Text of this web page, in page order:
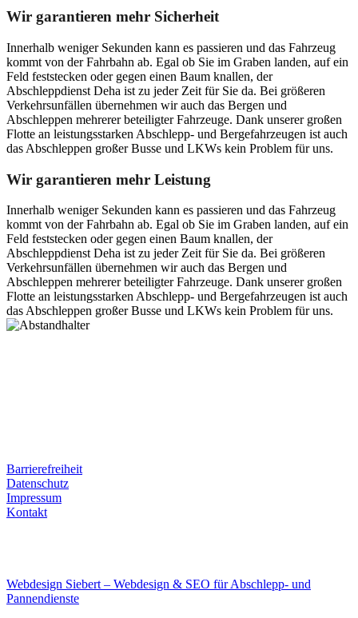
Wir garantieren mehr Sicherheit
Innerhalb weniger Sekunden kann es passieren und das Fahrzeug
kommt von der Fahrbahn ab. Egal ob Sie im Graben landen, auf ein
Feld feststecken oder gegen einen Baum knallen, der
Abschleppdienst Deha ist zu jeder Zeit für Sie da. Bei größeren
Verkehrsunfällen übernehmen wir auch das Bergen und
Abschleppen mehrerer beteiligter Fahrzeuge. Dank unserer großen
Flotte an leistungsstarken Abschlepp- und Bergefahrzeugen ist auch
das Abschleppen großer Busse und LKWs kein Problem für uns.
Wir garantieren mehr Leistung
Innerhalb weniger Sekunden kann es passieren und das Fahrzeug
kommt von der Fahrbahn ab. Egal ob Sie im Graben landen, auf ein
Feld feststecken oder gegen einen Baum knallen, der
Abschleppdienst Deha ist zu jeder Zeit für Sie da. Bei größeren
Verkehrsunfällen übernehmen wir auch das Bergen und
Abschleppen mehrerer beteiligter Fahrzeuge. Dank unserer großen
Flotte an leistungsstarken Abschlepp- und Bergefahrzeugen ist auch
das Abschleppen großer Busse und LKWs kein Problem für uns.
Barrierefreiheit
Datenschutz
Impressum
Kontakt
Webdesign Siebert – Webdesign & SEO für Abschlepp- und
Pannendienste